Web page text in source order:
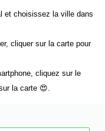
et choisissez la ville dans
cliquer sur la carte pour
cliquez sur le
la carte 😍.